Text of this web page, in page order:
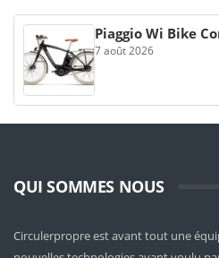
Piaggio Wi Bike
7 août 2026
QUI SOMMES NOUS
Circulerpropre est avant tout une